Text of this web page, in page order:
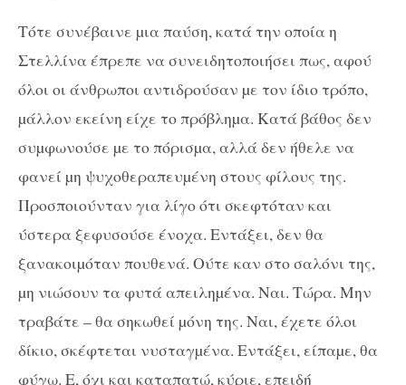
Τότε συνέβαινε µια παύση, κατά την οποία η
Στελλίνα έπρεπε να συνειδητοποιήσει πως, αφού
όλοι οι άνθρωποι αντιδρούσαν µε τον ίδιο τρόπο,
µάλλον εκείνη είχε το πρόβληµα. Κατά βάθος δεν
συµφωνούσε µε το πόρισµα, αλλά δεν ήθελε να
φανεί µη ψυχοθεραπευµένη στους φίλους της.
Προσποιούνταν για λίγο ότι σκεφτόταν και
ύστερα ξεφυσούσε ένοχα. Εντάξει, δεν θα
ξανακοιµόταν πουθενά. Ούτε καν στο σαλόνι της,
µη νιώσουν τα φυτά απειληµένα. Ναι. Τώρα. Μην
τραβάτε – θα σηκωθεί µόνη της. Ναι, έχετε όλοι
δίκιο, σκέφτεται νυσταγµένα. Εντάξει, είπαµε, θα
φύγω. Ε, όχι και καταπατώ, κύριε, επειδή